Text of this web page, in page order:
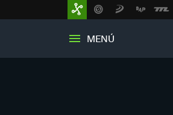
MENÚ